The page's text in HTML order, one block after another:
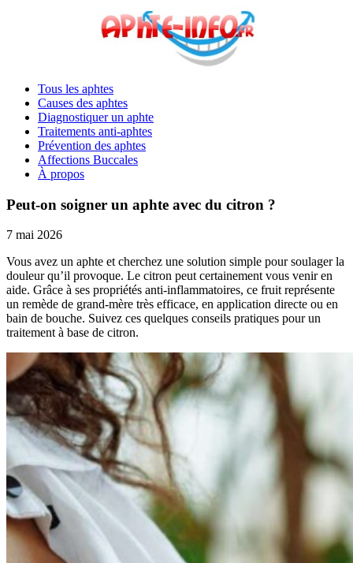
Tous les aphtes
Causes des aphtes
Diagnostiquer un aphte
Traitements anti-aphtes
Prévention des aphtes
Affections Buccales
À propos
Peut-on soigner un aphte avec du citron ?
7 mai 2026
Vous avez un aphte et cherchez une solution simple pour soulager la
douleur qu’il provoque. Le citron peut certainement vous venir en
aide. Grâce à ses propriétés anti-inflammatoires, ce fruit représente
un remède de grand-mère très efficace, en application directe ou en
bain de bouche. Suivez ces quelques conseils pratiques pour un
traitement à base de citron.